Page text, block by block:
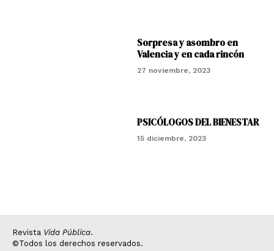
Sorpresa y asombro en
Valencia y en cada rincón
27 noviembre, 2023
PSICÓLOGOS DEL BIENESTAR
15 diciembre, 2023
Revista Vida Pública.
©Todos los derechos reservados.